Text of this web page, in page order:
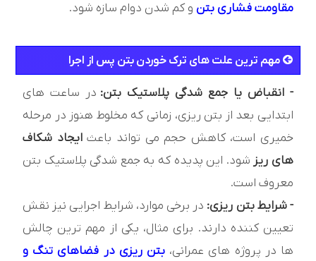
مقاومت فشاری بتن و کم شدن دوام سازه شود.
مهم ترین علت های ترک خوردن بتن پس از اجرا
- انقباض یا جمع شدگی پلاستیک بتن: در ساعت های
ابتدایی بعد از بتن ریزی، زمانی که مخلوط هنوز در مرحله
خمیری است، کاهش حجم می تواند باعثایجاد شکاف
های ریز شود. این پدیده که به جمع شدگی پلاستیک بتن
معروف است.
- شرایط بتن ریزی: در برخی موارد، شرایط اجرایی نیز نقش
تعیین کننده دارند. برای مثال، یکی از مهم ترین چالش
ها در پروژه های عمرانی، بتن ریزی در فضاهای تنگ و